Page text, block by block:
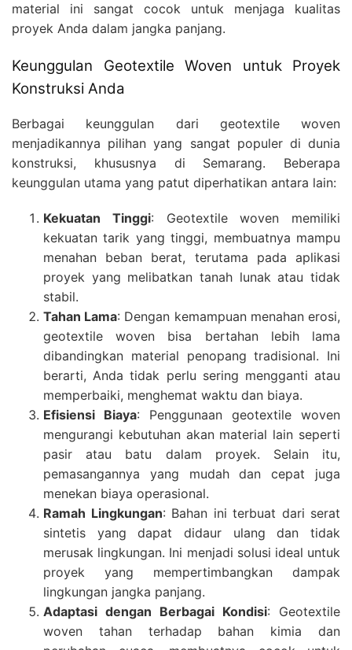
material ini sangat cocok untuk menjaga kualitas
proyek Anda dalam jangka panjang.
Keunggulan Geotextile Woven untuk Proyek
Konstruksi Anda
Berbagai keunggulan dari geotextile woven
menjadikannya pilihan yang sangat populer di dunia
konstruksi, khususnya di Semarang. Beberapa
keunggulan utama yang patut diperhatikan antara lain:
Kekuatan Tinggi: Geotextile woven memiliki
kekuatan tarik yang tinggi, membuatnya mampu
menahan beban berat, terutama pada aplikasi
proyek yang melibatkan tanah lunak atau tidak
stabil.
Tahan Lama: Dengan kemampuan menahan erosi,
geotextile woven bisa bertahan lebih lama
dibandingkan material penopang tradisional. Ini
berarti, Anda tidak perlu sering mengganti atau
memperbaiki, menghemat waktu dan biaya.
Efisiensi Biaya: Penggunaan geotextile woven
mengurangi kebutuhan akan material lain seperti
pasir atau batu dalam proyek. Selain itu,
pemasangannya yang mudah dan cepat juga
menekan biaya operasional.
Ramah Lingkungan: Bahan ini terbuat dari serat
sintetis yang dapat didaur ulang dan tidak
merusak lingkungan. Ini menjadi solusi ideal untuk
proyek yang mempertimbangkan dampak
lingkungan jangka panjang.
Adaptasi dengan Berbagai Kondisi: Geotextile
woven tahan terhadap bahan kimia dan